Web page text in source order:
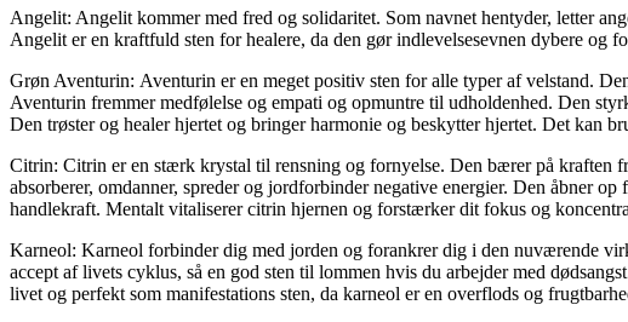
Angelit: Angelit kommer med fred og solidaritet. Som navnet hentyder, letter
Angelit er en kraftfuld sten for healere, da den gør indlevelsesevnen dybere og
Grøn Aventurin: Aventurin er en meget positiv sten for alle typer af velstand.
Aventurin fremmer medfølelse og empati og opmuntre til udholdenhed. Den
Den trøster og healer hjertet og bringer harmonie og beskytter hjertet. Det kan
Citrin: Citrin er en stærk krystal til rensning og fornyelse. Den bærer på kraften
absorberer, omdanner, spreder og jordforbinder negative energier. Den åbner
handlekraft. Mentalt vitaliserer citrin hjernen og forstærker dit fokus og
Karneol: Karneol forbinder dig med jorden og forankrer dig i den nuværende
accept af livets cyklus, så en god sten til lommen hvis du arbejder med
livet og perfekt som manifestations sten, da karneol er en overflods og